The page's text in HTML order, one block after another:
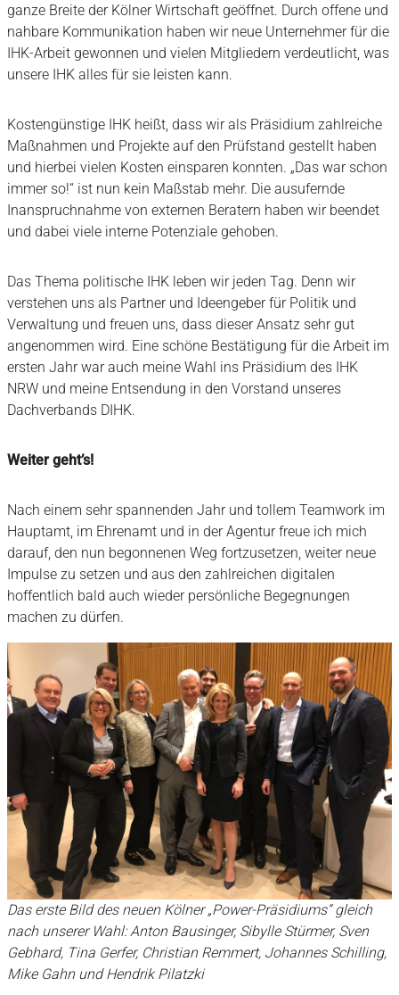
ganze Breite der Kölner Wirtschaft geöffnet. Durch offene und
nahbare Kommunikation haben wir neue Unternehmer für die
IHK-Arbeit gewonnen und vielen Mitgliedern verdeutlicht, was
unsere IHK alles für sie leisten kann.
Kostengünstige IHK heißt, dass wir als Präsidium zahlreiche
Maßnahmen und Projekte auf den Prüfstand gestellt haben
und hierbei vielen Kosten einsparen konnten. „Das war schon
immer so!“ ist nun kein Maßstab mehr. Die ausufernde
Inanspruchnahme von externen Beratern haben wir beendet
und dabei viele interne Potenziale gehoben.
Das Thema politische IHK leben wir jeden Tag. Denn wir
verstehen uns als Partner und Ideengeber für Politik und
Verwaltung und freuen uns, dass dieser Ansatz sehr gut
angenommen wird. Eine schöne Bestätigung für die Arbeit im
ersten Jahr war auch meine Wahl ins Präsidium des IHK
NRW und meine Entsendung in den Vorstand unseres
Dachverbands DIHK.
Weiter geht’s!
Nach einem sehr spannenden Jahr und tollem Teamwork im
Hauptamt, im Ehrenamt und in der Agentur freue ich mich
darauf, den nun begonnenen Weg fortzusetzen, weiter neue
Impulse zu setzen und aus den zahlreichen digitalen
hoffentlich bald auch wieder persönliche Begegnungen
machen zu dürfen.
Das erste Bild des neuen Kölner „Power-Präsidiums“ gleich
nach unserer Wahl: Anton Bausinger, Sibylle Stürmer, Sven
Gebhard, Tina Gerfer, Christian Remmert, Johannes Schilling,
Mike Gahn und Hendrik Pilatzki